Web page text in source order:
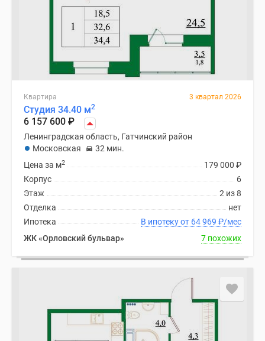
Квартира 3 квартал 2026
Студия 34.40 м2
6 157 600 ₽
Ленинградская область, Гатчинский район
Московская
32 мин.
179 000 ₽
Цена за м2
6
Корпус
2 из 8
Этаж
нет
Отделка
В ипотеку от 64 969 ₽/мес
Ипотека
ЖК «Орловский бульвар»
7 похожих